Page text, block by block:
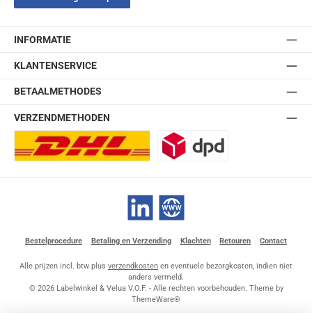
INFORMATIE
KLANTENSERVICE
BETAALMETHODES
VERZENDMETHODEN
LinkedIn Website
Bestelprocedure Betaling en Verzending Klachten Retouren Contact
Alle prijzen incl. btw plus verzendkosten en eventuele bezorgkosten, indien niet
anders vermeld.
© 2026 Labelwinkel & Velua V.O.F. - Alle rechten voorbehouden. Theme by
ThemeWare®